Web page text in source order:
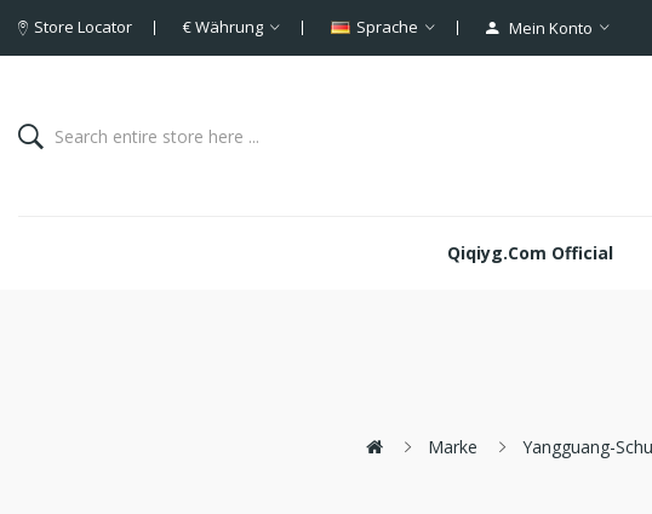
Store Locator €Währung Sprache Mein Konto
Qiqiyg.com Official
Marke Yangguang-